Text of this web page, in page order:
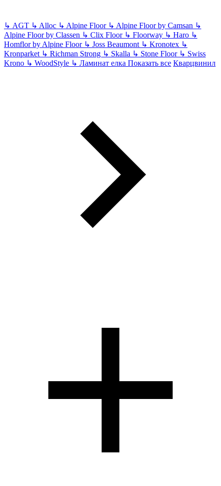
↳ AGT ↳ Alloc ↳ Alpine Floor ↳ Alpine Floor by Camsan ↳
Alpine Floor by Classen ↳ Clix Floor ↳ Floorway ↳ Haro ↳
Homflor by Alpine Floor ↳ Joss Beaumont ↳ Kronotex ↳
Kronparket ↳ Richman Strong ↳ Skalla ↳ Stone Floor ↳ Swiss
Krono ↳ WoodStyle ↳ Ламинат елка Показать все Кварцвинил